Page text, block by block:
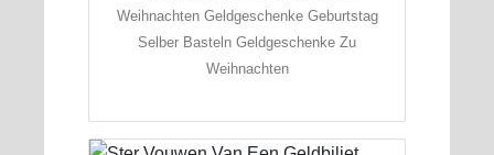
Weihnachten Geldgeschenke Geburtstag
Selber Basteln Geldgeschenke Zu
Weihnachten